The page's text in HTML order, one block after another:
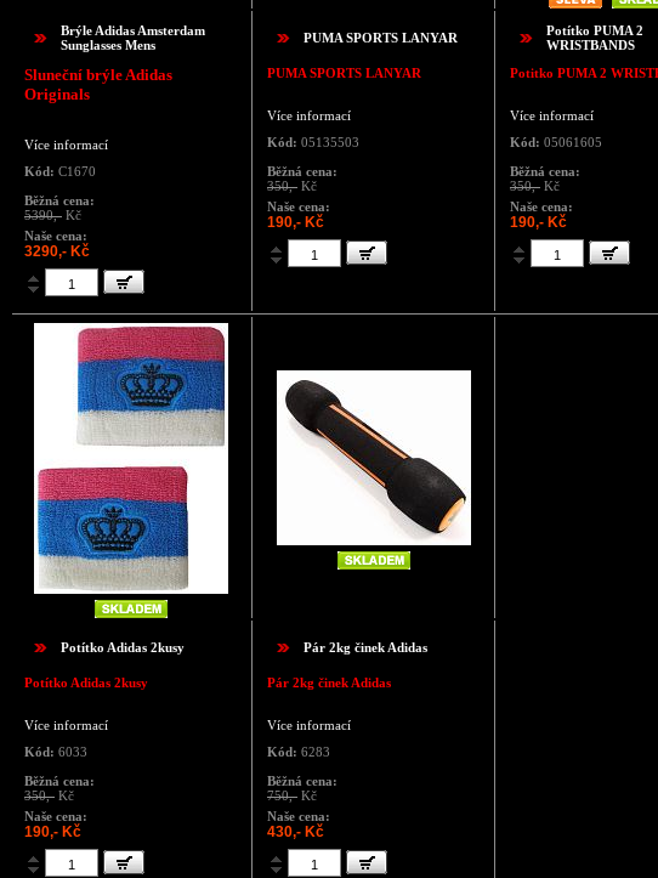
Brýle Adidas Amsterdam
Sunglasses Mens
Sluneční brýle Adidas
Originals
Více informací
Kód: C1670
Běžná cena:
5390,- Kč
Naše cena:
3290,- Kč
PUMA SPORTS LANYAR
PUMA SPORTS LANYAR
Více informací
Kód: 05135503
Běžná cena:
350,- Kč
Naše cena:
190,- Kč
Potítko PUMA 2
WRISTBANDS
Potitko PUMA 2
Více informací
Kód: 05061605
Běžná cena:
350,- Kč
Naše cena:
190,- Kč
Potítko Adidas 2kusy
Potítko Adidas 2kusy
Více informací
Kód: 6033
Běžná cena:
350,- Kč
Naše cena:
190,- Kč
Pár 2kg činek Adidas
Pár 2kg činek Adidas
Více informací
Kód: 6283
Běžná cena:
750,- Kč
Naše cena:
430,- Kč